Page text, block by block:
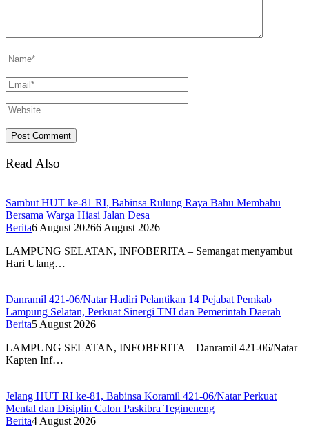
Read Also
Sambut HUT ke-81 RI, Babinsa Rulung Raya Bahu Membahu
Bersama Warga Hiasi Jalan Desa
Berita6 August 20266 August 2026
LAMPUNG SELATAN, INFOBERITA – Semangat menyambut
Hari Ulang…
Danramil 421-06/Natar Hadiri Pelantikan 14 Pejabat Pemkab
Lampung Selatan, Perkuat Sinergi TNI dan Pemerintah Daerah
Berita5 August 2026
LAMPUNG SELATAN, INFOBERITA – Danramil 421-06/Natar
Kapten Inf…
Jelang HUT RI ke-81, Babinsa Koramil 421-06/Natar Perkuat
Mental dan Disiplin Calon Paskibra Tegineneng
Berita4 August 2026